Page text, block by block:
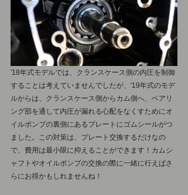
'18年式モデルでは、クランスケース側の内圧を制御
することは考えていませんでしたが、'19年式のモデ
ルからは、クランスケース側からカム側へ、ベアリ
ング部を通して内圧が漏れる心配をなくすためにオ
イルポンプの裏側にあるプレートにゴムシールがつ
ました。この対策は、プレート交換するだけなの
で、費用は最小限に抑えることができます！カムシ
ャフトやオイルポンプの交換の際に一緒に行えばさ
らにお得かもしれませんね！